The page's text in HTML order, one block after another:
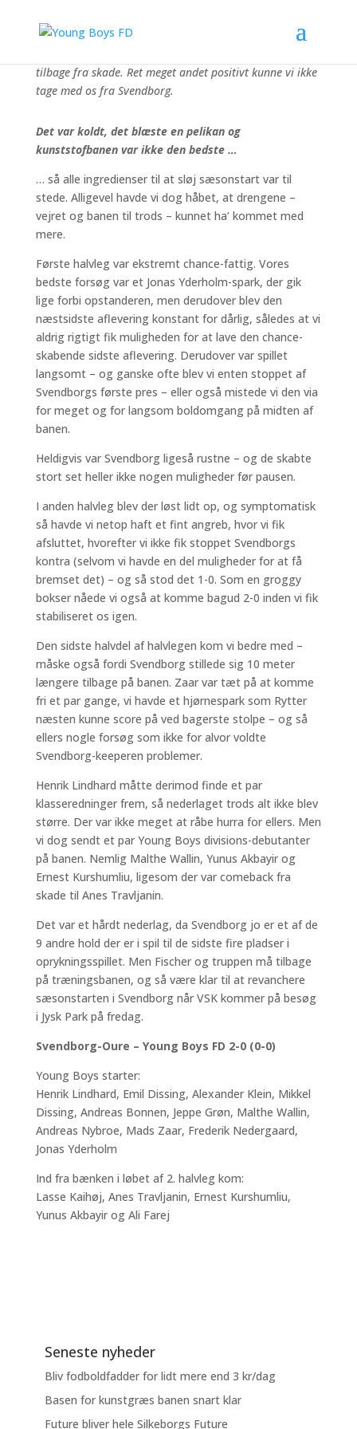
Der var officiel Young Boys debut til Malthe Wallin,
tilbage fra skade. Ret meget andet positivt kunne vi ikke
tage med os fra Svendborg.
Det var koldt, det blæste en pelikan og
kunststofbanen var ikke den bedste …
… så alle ingredienser til at sløj sæsonstart var til
stede. Alligevel havde vi dog håbet, at drengene –
vejret og banen til trods – kunnet ha’ kommet med
mere.
Første halvleg var ekstremt chance-fattig. Vores
bedste forsøg var et Jonas Yderholm-spark, der gik
lige forbi opstanderen, men derudover blev den
næstsidste aflevering konstant for dårlig, således at vi
aldrig rigtigt fik muligheden for at lave den chance-
skabende sidste aflevering. Derudover var spillet
langsomt – og ganske ofte blev vi enten stoppet af
Svendborgs første pres – eller også mistede vi den via
for meget og for langsom boldomgang på midten af
banen.
Heldigvis var Svendborg ligeså rustne – og de skabte
stort set heller ikke nogen muligheder før pausen.
I anden halvleg blev der løst lidt op, og symptomatisk
så havde vi netop haft et fint angreb, hvor vi fik
afsluttet, hvorefter vi ikke fik stoppet Svendborgs
kontra (selvom vi havde en del muligheder for at få
bremset det) – og så stod det 1-0. Som en groggy
bokser nåede vi også at komme bagud 2-0 inden vi fik
stabiliseret os igen.
Den sidste halvdel af halvlegen kom vi bedre med –
måske også fordi Svendborg stillede sig 10 meter
længere tilbage på banen. Zaar var tæt på at komme
fri et par gange, vi havde et hjørnespark som Rytter
næsten kunne score på ved bagerste stolpe – og så
ellers nogle forsøg som ikke for alvor voldte
Svendborg-keeperen problemer.
Henrik Lindhard måtte derimod finde et par
klasseredninger frem, så nederlaget trods alt ikke blev
større. Der var ikke meget at råbe hurra for ellers. Men
vi dog sendt et par Young Boys divisions-debutanter
på banen. Nemlig Malthe Wallin, Yunus Akbayir og
Ernest Kurshumliu, ligesom der var comeback fra
skade til Anes Travljanin.
Det var et hårdt nederlag, da Svendborg jo er et af de
9 andre hold der er i spil til de sidste fire pladser i
oprykningsspillet. Men Fischer og truppen må tilbage
på træningsbanen, og så være klar til at revanchere
sæsonstarten i Svendborg når VSK kommer på besøg
i Jysk Park på fredag.
Svendborg-Oure – Young Boys FD 2-0 (0-0)
Young Boys starter:
Henrik Lindhard, Emil Dissing, Alexander Klein, Mikkel
Dissing, Andreas Bonnen, Jeppe Grøn, Malthe Wallin,
Andreas Nybroe, Mads Zaar, Frederik Nedergaard,
Jonas Yderholm
Ind fra bænken i løbet af 2. halvleg kom:
Lasse Kaihøj, Anes Travljanin, Ernest Kurshumliu,
Yunus Akbayir og Ali Farej
Seneste nyheder
Bliv fodboldfadder for lidt mere end 3 kr/dag
Basen for kunstgræs banen snart klar
Future bliver hele Silkeborgs Future